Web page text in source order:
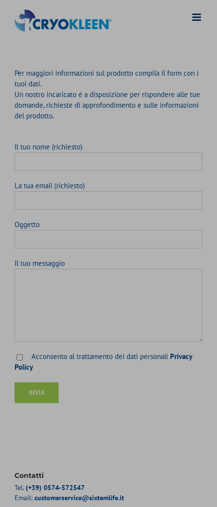
contenuto
Per maggiori informazioni sul prodotto compila il form con i
tuoi dati.
Un nostro incaricato é a disposizione per rispondere alle tue
domande, richieste di approfondimento e sulle informazioni
del prodotto.
Il tuo nome (richiesto)
La tua email (richiesto)
Oggetto
Il tuo messaggio
Acconsento al trattamento dei dati personali Privacy
Policy
Contatti
Tel.(+39) 0574-572547
Email: customerservice@sixtemlife.it